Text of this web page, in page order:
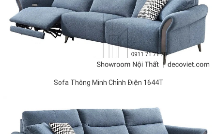
Sofa Thông Minh Chỉnh Điện 1644T